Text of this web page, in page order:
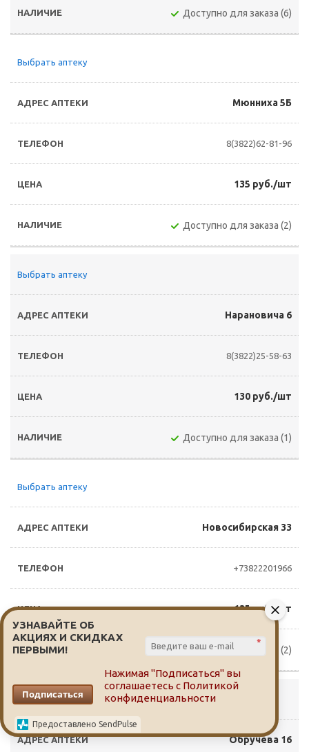
Доступно для заказа (6)
Выбрать аптеку
Мюнниха 5Б
8(3822)62-81-96
135 руб./шт
Доступно для заказа (2)
Выбрать аптеку
Нарановича 6
8(3822)25-58-63
130 руб./шт
Доступно для заказа (1)
Выбрать аптеку
Новосибирская 33
+73822201966
135 руб./шт
Доступно для заказа (2)
Выбрать аптеку
Обручева 16
УЗНАВАЙТЕ ОБ
АКЦИЯХ И СКИДКАХ
ПЕРВЫМИ!
*
Подписаться
Нажимая "Подписаться" вы
соглашаетесь с Политикой
конфиденциальности
Предоставлено SendPulse